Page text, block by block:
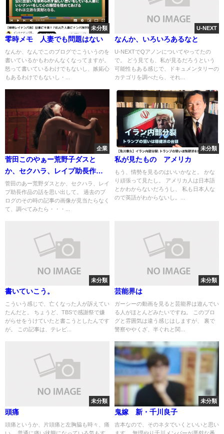
未分類
零時メモ 人妻でも問題はない
なんか、なんでこのブログでこういうのを
書いているかもわかんなくなってますが。
怒って書いているわけでもないし、嫉妬心
もあるわけでもないし・...
U-NEXT
なんか、いろいろあるなと
U-NEXTでQアノンについてやってたの
で。 どう見ても、私が見るだろうという
可能性もある感じで、ドキュメンタリーの
カテゴリを調べたら、それ...
企業
菅田このやぁー荒野子ダスと
か、セクハラ、レイプ助長作品
の話を思い出して。
菅田のあー荒野ダスとか、セクハラ、レイ
プ助長作品の話を思い出して。 過去のブ
ログのその時の記事の画像が見当たらなく
て、調べてみたら・・・...
未分類
私が見たもの アメリカ
もう、情勢を見るのはいいかなと。 かな
り頑張って見たし。 アメリカ人は日本語
とかわからないだろうし、 私も日本人な
ので英語がわからないし。...
未分類
書いていこう。
こういう感じで、亡くなった人が訴えてい
たんだと。 ちょうど、TBSで感謝祭で嫌
がらせをうけていたと書こうとしたんです
が。 この記事は、テレビ...
未分類
芸能界は
ガーシーの動画を見ると芸能界は遊んでい
る人がほとんどみたいですね。 このブロ
グと雰囲気は違う感じはしますが、 裏で
警察ややくざ、半ぐれと関...
未分類
頭痛
頭痛というか、片頭痛と左胸脇も時々、痛
い。 普通に痛い状態になっている気もす
未分類
鬼嫁 新・千川良子
吉本なので、そのネタでいくといいと思い
ます。 無理やり千川メンバーが悪戯な番